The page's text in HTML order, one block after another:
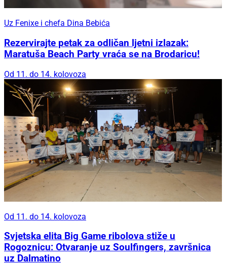
Uz Fenixe i chefa Dina Bebića
Rezervirajte petak za odličan ljetni izlazak:
Maratuša Beach Party vraća se na Brodaricu!
Od 11. do 14. kolovoza
Od 11. do 14. kolovoza
Svjetska elita Big Game ribolova stiže u
Rogoznicu: Otvaranje uz Soulfingers, završnica
uz Dalmatino